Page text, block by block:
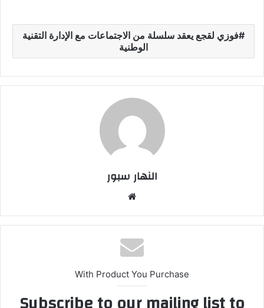
فوزي لقجع يعقد سلسلة من الاجتماعات مع الإدارة التقنية
الوطنية
النهار سبور
الوي
ب
With Product You Purchase